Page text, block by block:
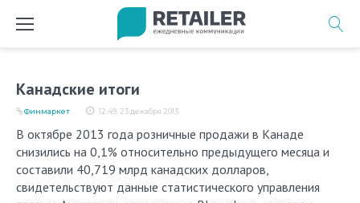
Канадские итоги
12:49, 23 декабря 2013
Финмаркет
В октябре 2013 года розничные продажи в Канаде
снизились на 0,1% относительно предыдущего месяца и
составили 40,719 млрд канадских долларов,
свидетельствуют данные статистического управления